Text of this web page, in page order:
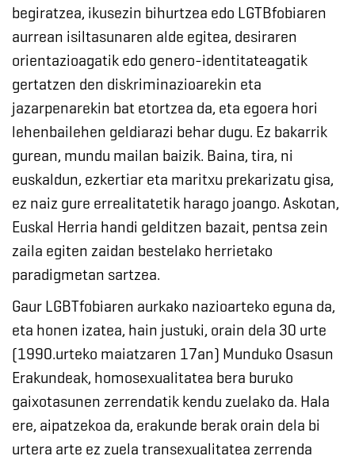
begiratzea, ikusezin bihurtzea edo LGTBfobiaren
aurrean isiltasunaren alde egitea, desiraren
orientazioagatik edo genero-identitateagatik
gertatzen den diskriminazioarekin eta
jazarpenarekin bat etortzea da, eta egoera hori
lehenbailehen geldiarazi behar dugu. Ez bakarrik
gurean, mundu mailan baizik. Baina, tira, ni
euskaldun, ezkertiar eta maritxu prekarizatu gisa,
ez naiz gure errealitatetik harago joango. Askotan,
Euskal Herria handi gelditzen bazait, pentsa zein
zaila egiten zaidan bestelako herrietako
paradigmetan sartzea.
Gaur LGBTfobiaren aurkako nazioarteko eguna da,
eta honen izatea, hain justuki, orain dela 30 urte
(1990.urteko maiatzaren 17an) Munduko Osasun
Erakundeak, homosexualitatea bera buruko
gaixotasunen zerrendatik kendu zuelako da. Hala
ere, aipatzekoa da, erakunde berak orain dela bi
urtera arte ez zuela transexualitatea zerrenda